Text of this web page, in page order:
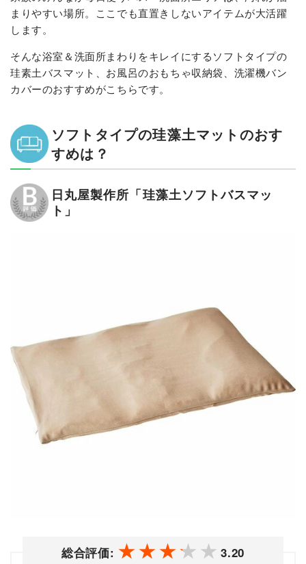
まりやすい場所。ここでも直置きしないアイテムが大活躍
します。
そんな浴室＆洗面所まわりをキレイにするソフトタイプの
珪素土バスマット、お風呂のおもちゃ収納袋、洗濯機バン
カバーのおすすめがこちらです。
ソフトタイプの珪藻土マットのおす
すめは？
日丸屋製作所「珪藻土ソフトバスマッ
ト」
総合評価: 3.20